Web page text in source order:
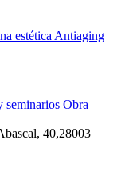
estética Antiaging
seminarios Obra
40,28003